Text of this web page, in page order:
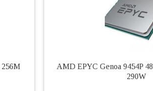
AMD EPYC Genoa 9454P
290W